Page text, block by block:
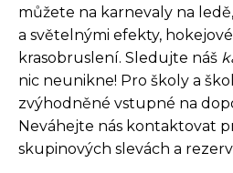
můžete na karnevaly na
a světelnými efekty,
krasobruslení. Sledujte náš
nic neunikne! Pro školy a
zvýhodněné vstupné na
Neváhejte nás kontaktovat
skupinových slevách a